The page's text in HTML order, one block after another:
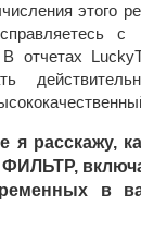
этого
с
В отчетах
я расскажу,
в